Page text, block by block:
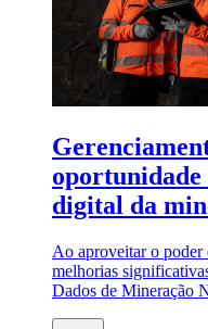
digital da
Ao aproveitar o poder
melhorias
Dados de Mineração